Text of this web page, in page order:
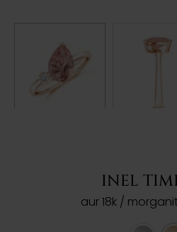
INEL
aur 18k /